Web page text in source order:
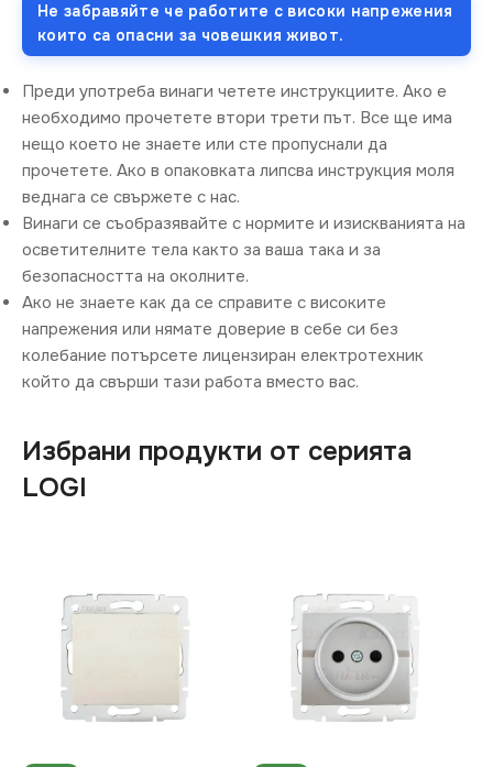
Не забравяйте че работите с високи напрежения
които са опасни за човешкия живот.
Преди употреба винаги четете инструкциите. Ако е
необходимо прочетете втори трети път. Все ще има
нещо което не знаете или сте пропуснали да
прочетете. Ако в опаковката липсва инструкция моля
веднага се свържете с нас.
Винаги се съобразявайте с нормите и изискванията на
осветителните тела както за ваша така и за
безопасността на околните.
Ако не знаете как да се справите с високите
напрежения или нямате доверие в себе си без
колебание потърсете лицензиран електротехник
който да свърши тази работа вместо вас.
Избрани продукти от серията
LOGI